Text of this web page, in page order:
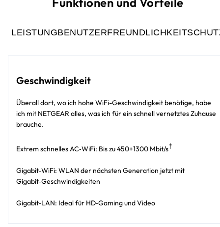
LEISTUNGBENUTZERFREUNDLICHKEIT
Geschwindigkeit
Überall dort, wo ich hohe WiFi-Geschwindigkeit benötige, habe
ich mit NETGEAR alles, was ich für ein schnell vernetztes Zuhause
brauche.
Extrem schnelles AC‑WiFi: Bis zu 450+1300 Mbit/s†
Gigabit‑WiFi: WLAN der nächsten Generation jetzt mit
Gigabit‑Geschwindigkeiten
Gigabit‑LAN: Ideal für HD‑Gaming und Video